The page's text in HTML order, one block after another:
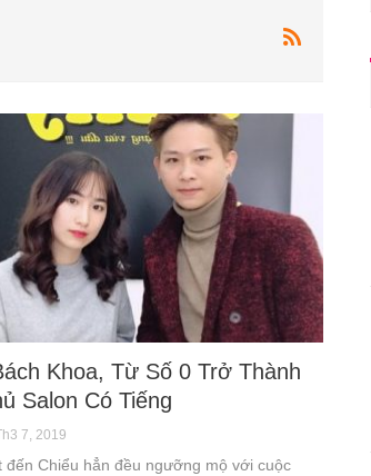
Khoa, Từ Số 0 Trở Thành
Salon Có Tiếng
7, 2019
đến Chiểu hẳn đều ngưỡng mộ với cuộc